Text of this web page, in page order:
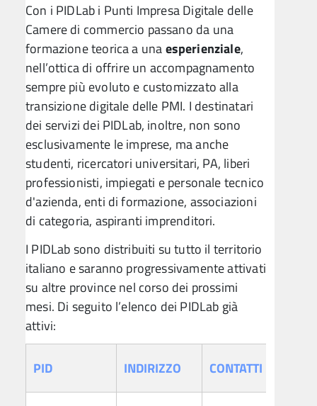
Con i PIDLab i Punti Impresa Digitale delle
Camere di commercio passano da una
formazione teorica a unaesperienziale,
nell’ottica di offrire un accompagnamento
sempre più evoluto e customizzato alla
transizione digitale delle PMI. I destinatari
dei servizi dei PIDLab, inoltre, non sono
esclusivamente le imprese, ma anche
studenti, ricercatori universitari, PA, liberi
professionisti, impiegati e personale tecnico
d'azienda, enti di formazione, associazioni
di categoria, aspiranti imprenditori.
I PIDLab sono distribuiti su tutto il territorio
italiano e saranno progressivamente attivati
su altre province nel corso dei prossimi
mesi. Di seguito l’elenco dei PIDLab già
attivi:
PID INDIRIZZO CONTATTI